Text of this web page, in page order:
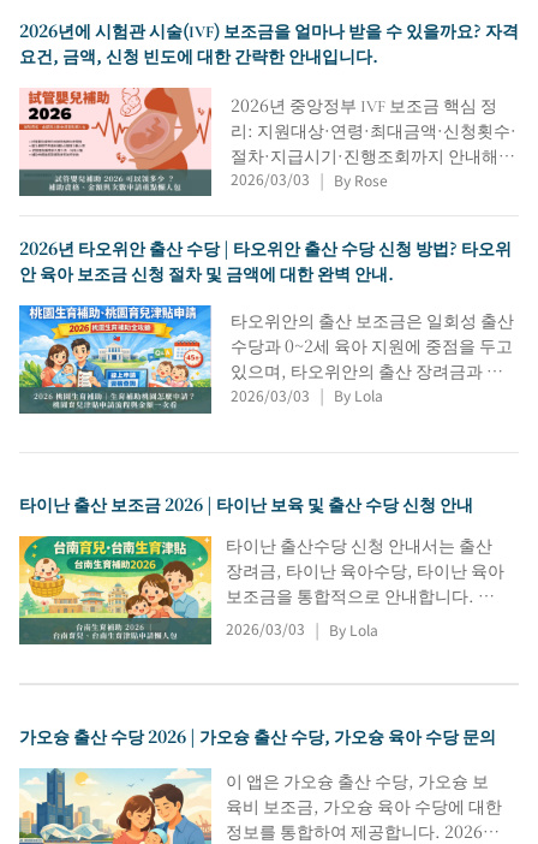
집에서 간편하게 육아 수당 신청을 완료
할 수 있습니다. 집에서 신청하는 것이
2026년에 시험관 시술(IVF) 보조금을 얼마나 받을 수 있을까요? 자격
요건, 금액, 신청 빈도에 대한 간략한 안내입니다.
2026년 중앙정부 IVF 보조금 핵심 정
리: 지원대상·연령·최대금액·신청횟수·
절차·지급시기·진행조회까지 안내해,
시술 준비 부부가 일정 파악과 자격 누
2026/03/03 By Rose
2026년 타오위안 출산 수당 | 타오위안 출산 수당 신청 방법? 타오위
안 육아 보조금 신청 절차 및 금액에 대한 완벽 안내.
타오위안의 출산 보조금은 일회성 출산
수당과 0~2세 육아 지원에 중점을 두고
있으며, 타오위안의 출산 장려금과 육
아 수당의 차이점을 종합적으로 설명합
라인 신청 방법, 필요 서류 목록, 45일
처리 기간 안내, 지급 내역 추적, 거절
사유 등을 통합하여 신청 기한 초과로
인한 피해를 최소화합니다.
2026/03/03 By Lola
타이난 출산 보조금 2026 | 타이난 보육 및 출산 수당 신청 안내
타이난 출산수당 신청 안내서는 출산
장려금, 타이난 육아수당, 타이난 육아
보조금을 통합적으로 안내합니다. 수
당 지급 단계, 자녀 우선순위에 따른
추가 지급액, 6개월 및 180일 거주 기
및 육아보조금 조회 포털 접속 정보도
연령 및 육아 유형별로 빠르게 분류하
여 확인할 수 있습니다.
2026/03/03 By Lola
가오슝 출산 수당 2026 | 가오슝 출산 수당, 가오슝 육아 수당 문의
이 앱은 가오슝 출산 수당, 가오슝 보
육비 보조금, 가오슝 육아 수당에 대한
정보를 통합하여 제공합니다. 2026년